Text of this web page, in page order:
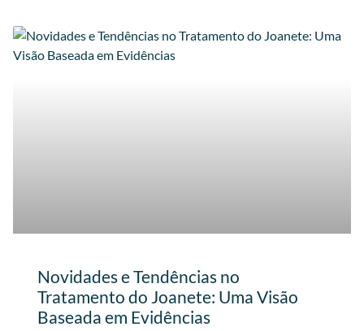
Novidades e Tendências no
Tratamento do Joanete: Uma Visão
Baseada em Evidências